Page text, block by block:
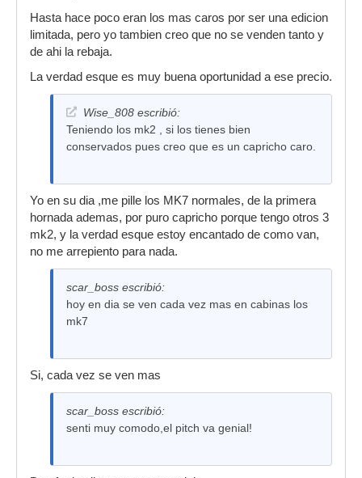
Hasta hace poco eran los mas caros por ser una edicion
limitada, pero yo tambien creo que no se venden tanto y
de ahi la rebaja.
La verdad esque es muy buena oportunidad a ese precio.
Wise_808 escribió:
Teniendo los mk2 , si los tienes bien
conservados pues creo que es un capricho caro.
Yo en su dia ,me pille los MK7 normales, de la primera
hornada ademas, por puro capricho porque tengo otros 3
mk2, y la verdad esque estoy encantado de como van,
no me arrepiento para nada.
scar_boss escribió:
hoy en dia se ven cada vez mas en cabinas los
mk7
Si, cada vez se ven mas
scar_boss escribió:
senti muy comodo,el pitch va genial!